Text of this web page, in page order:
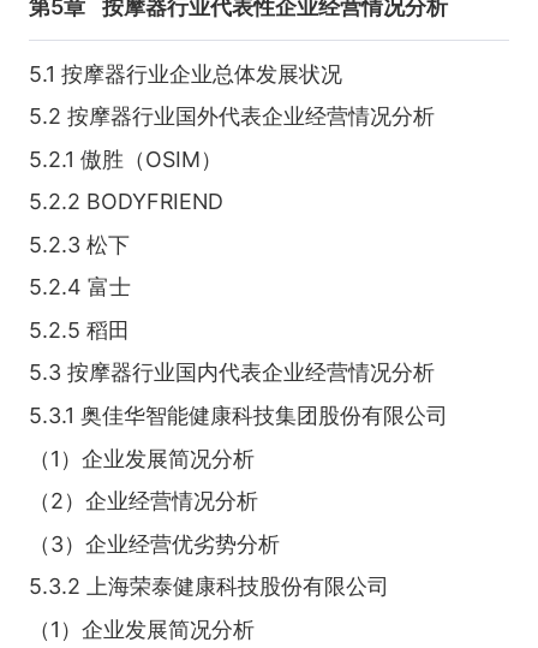
第5章 按摩器行业代表性企业经营情况分析
5.1 按摩器行业企业总体发展状况
5.2 按摩器行业国外代表企业经营情况分析
5.2.1 傲胜（OSIM）
5.2.2 BODYFRIEND
5.2.3 松下
5.2.4 富士
5.2.5 稻田
5.3 按摩器行业国内代表企业经营情况分析
5.3.1 奥佳华智能健康科技集团股份有限公司
（1）企业发展简况分析
（2）企业经营情况分析
（3）企业经营优劣势分析
5.3.2 上海荣泰健康科技股份有限公司
（1）企业发展简况分析